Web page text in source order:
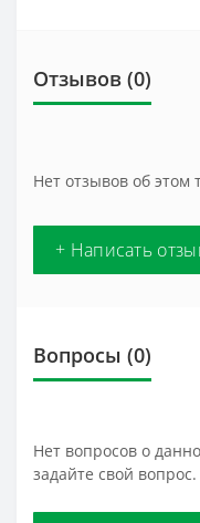
Отзывов (0)
Нет отзывов об этом
+ Написать
Вопросы (0)
Нет вопросов о
задайте свой вопрос.